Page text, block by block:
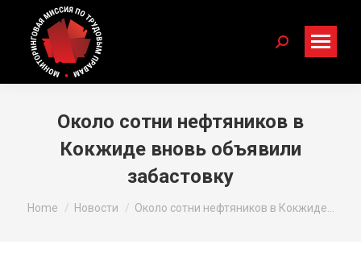
Search:
Около сотни нефтяников в
Кокжиде вновь объявили
забастовку
You are here:
Home Новости Около сотни нефтяников в Кокжиде…